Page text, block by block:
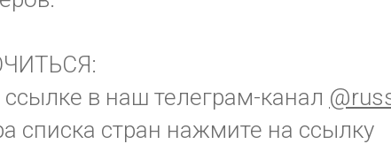
в наш телеграм-канал
списка стран нажмите на ссылку